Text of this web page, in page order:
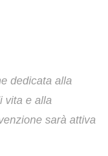
dedicata alla
vita e alla
sarà attiva